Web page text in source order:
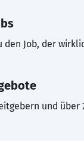
den Job, der
und über